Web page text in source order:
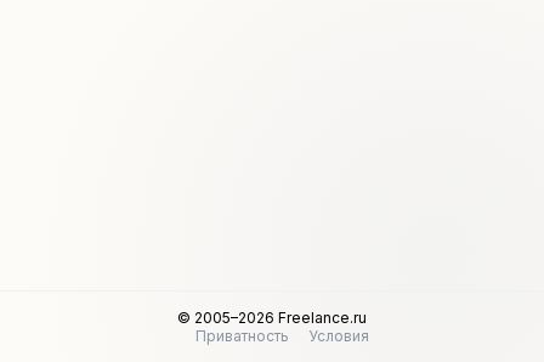
© 2005–2026 Freelance.ru
Приватность
Условия